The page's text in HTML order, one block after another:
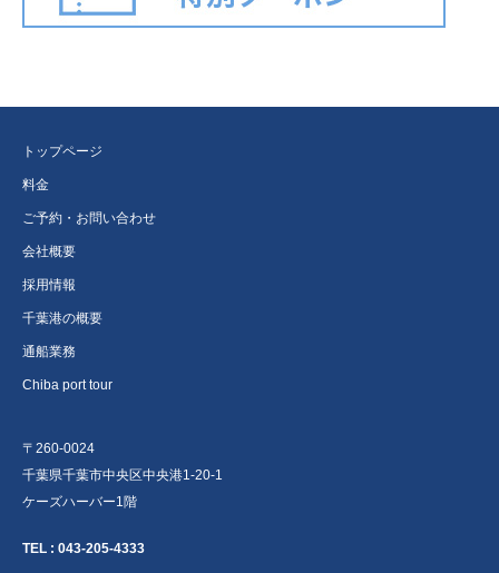
トップページ
料金
ご予約・お問い合わせ
会社概要
採用情報
千葉港の概要
通船業務
Chiba port tour
〒260-0024
千葉県千葉市中央区中央港1-20-1
ケーズハーバー1階
TEL : 043-205-4333